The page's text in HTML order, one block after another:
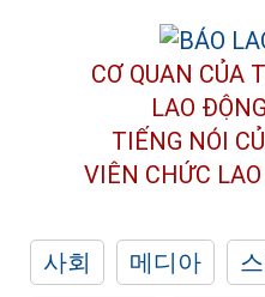
CƠ QUAN CỦA
LAO
TIẾNG NÓI
VIÊN CHỨC
사회 메디아